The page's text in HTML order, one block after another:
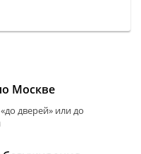
Москве
дверей» или до